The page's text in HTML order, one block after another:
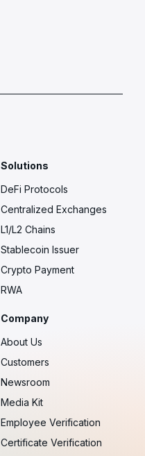
Solutions
DeFi Protocols
Centralized Exchanges
L1/L2 Chains
Stablecoin Issuer
Crypto Payment
RWA
Company
About Us
Customers
Newsroom
Media Kit
Employee Verification
Certificate Verification